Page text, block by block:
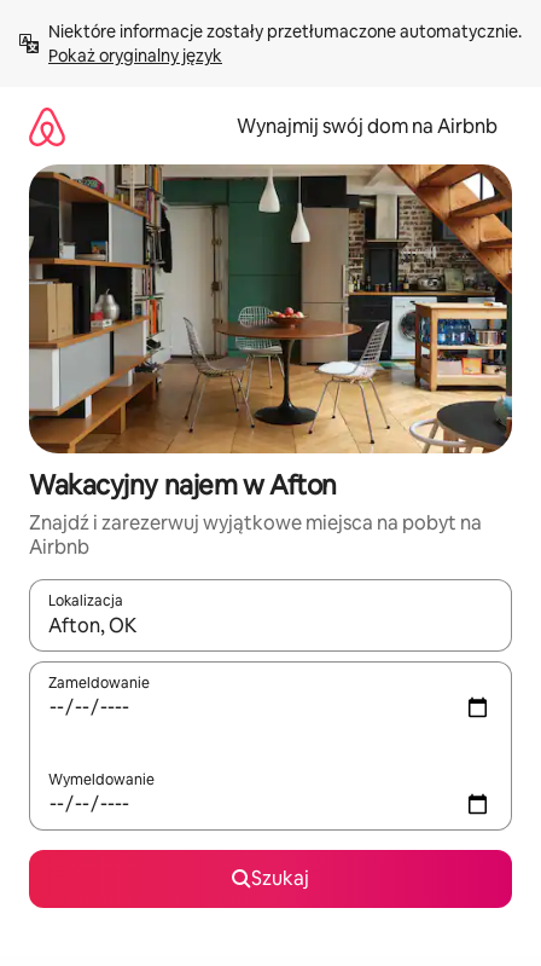
treści Pokaż oryginalny język
Wynajmij swój dom na Airbnb
Wakacyjny najem w Afton
Znajdź i zarezerwuj wyjątkowe miejsca na pobyt na
Airbnb
Lokalizacja
Gdy wyniki będą dostępne, możesz poruszać się po nich za
Zameldowanie
Wymeldowanie
Szukaj